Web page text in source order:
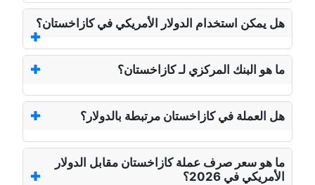
هل يمكن استخدام الدولار الأمريكي في كازاخستان؟
ما هو البنك المركزي لـ كازاخستان؟
هل العملة في كازاخستان مرتبطة بالدولار؟
ما هو سعر صرف عملة كازاخستان مقابل الدولار
الأمريكي في 2026؟